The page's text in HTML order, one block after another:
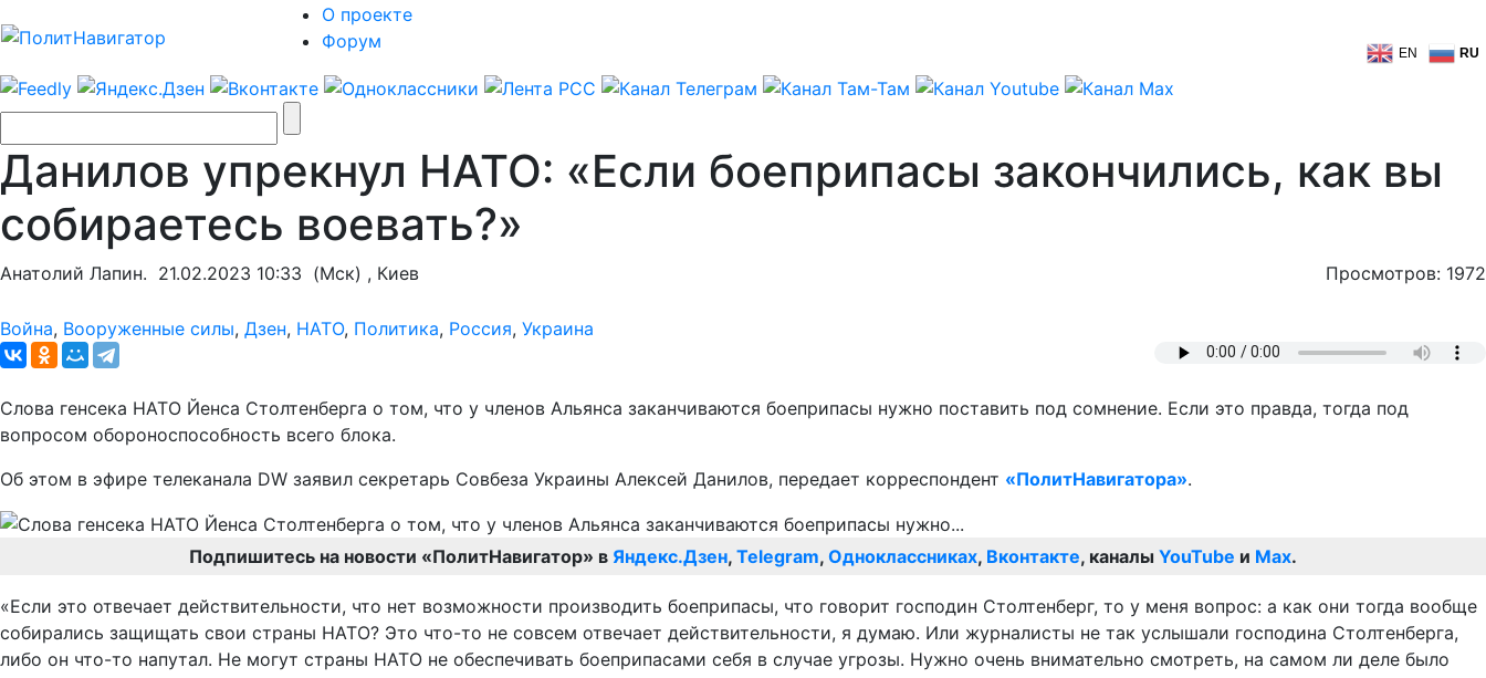
О проекте
Форум
EN RU
Данилов упрекнул НАТО: «Если боеприпасы закончились, как вы
собираетесь воевать?»
Анатолий Лапин. 21.02.2023 10:33 (Мск) , Киев Просмотров: 1972
Война, Вооруженные силы, Дзен, НАТО, Политика, Россия, Украина
Слова генсека НАТО Йенса Столтенберга о том, что у членов Альянса заканчиваются боеприпасы нужно поставить под сомнение. Если это правда, тогда под
вопросом обороноспособность всего блока.
Об этом в эфире телеканала DW заявил секретарь Совбеза Украины Алексей Данилов, передает корреспондент «ПолитНавигатора».
Подпишитесь на новости «ПолитНавигатор» в Яндекс.Дзен, Telegram, Одноклассниках, Вконтакте, каналы YouTube и Max.
«Если это отвечает действительности, что нет возможности производить боеприпасы, что говорит господин Столтенберг, то у меня вопрос: а как они тогда вообще
собирались защищать свои страны НАТО? Это что-то не совсем отвечает действительности, я думаю. Или журналисты не так услышали господина Столтенберга,
либо он что-то напутал. Не могут страны НАТО не обеспечивать боеприпасами себя в случае угрозы. Нужно очень внимательно смотреть, на самом ли деле было